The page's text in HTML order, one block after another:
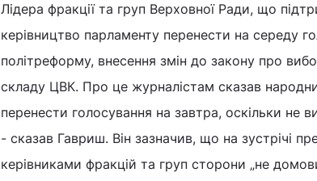
Лідера фракції та груп Верховної Ради, що
керівництво парламенту перенести на середу
політреформу, внесення змін до закону про
складу ЦВК. Про це журналістам сказав
перенести голосування на завтра, оскільки не
- сказав Гавриш. Він зазначив, що на зустрічі
керівниками фракцій та груп сторони „не